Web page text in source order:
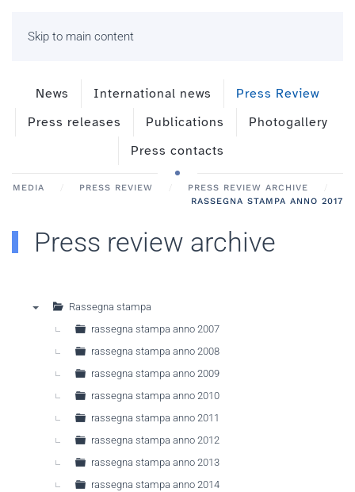
Skip to main content
News International news
Press Review
Press releases
Publications
Photogallery
Press contacts
MEDIA PRESS REVIEW
PRESS REVIEW ARCHIVE
RASSEGNA STAMPA ANNO 2017
Press review archive
Rassegna stampa
rassegna stampa anno 2007
rassegna stampa anno 2008
rassegna stampa anno 2009
rassegna stampa anno 2010
rassegna stampa anno 2011
rassegna stampa anno 2012
rassegna stampa anno 2013
rassegna stampa anno 2014